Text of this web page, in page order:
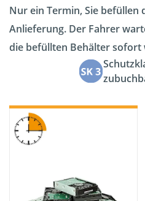
Nur ein Termin, Sie befüllen
Anlieferung. Der Fahrer
die befüllten Behälter sofort